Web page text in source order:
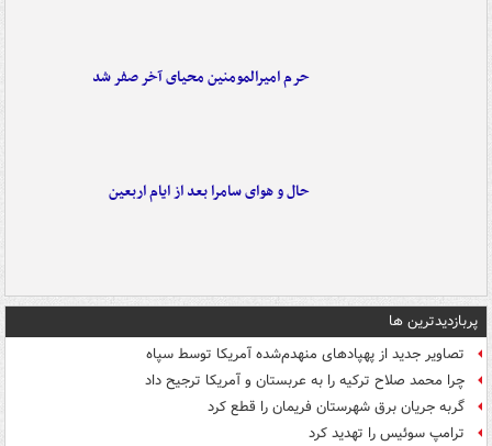
حرم امیرالمومنین محیای آخر صفر شد
حال و هوای سامرا بعد از ایام اربعین
پربازدیدترین ها
تصاویر جدید از پهپادهای منهدم‌شده آمریکا توسط سپاه
چرا محمد صلاح ترکیه را به عربستان و آمریکا ترجیح داد
گربه جریان برق شهرستان فریمان را قطع کرد
ترامپ سوئیس را تهدید کرد